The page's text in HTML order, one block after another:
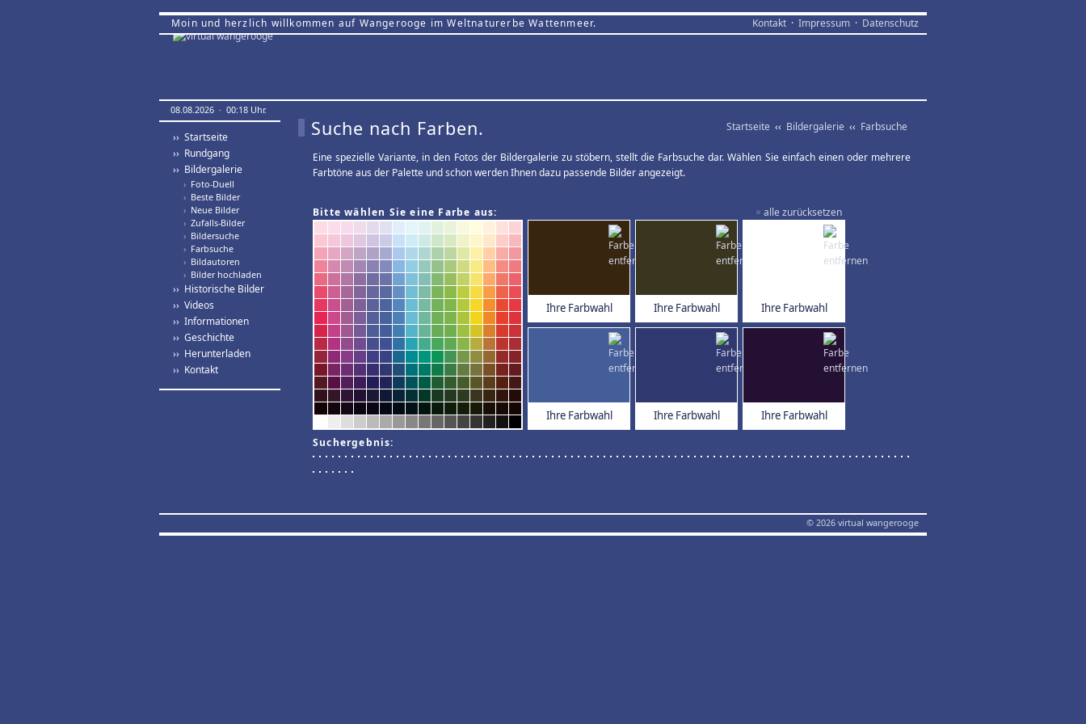
Moin und herzlich willkommen auf Wangerooge im Weltnaturerbe Wattenmeer. Kontakt · Impressum · Datenschutz
08.08.2026 · 00:18 Uhr.
›› Startseite
›› Rundgang
›› Bildergalerie
› Foto-Duell
› Beste Bilder
› Neue Bilder
› Zufalls-Bilder
› Bildersuche
› Farbsuche
› Bildautoren
› Bilder hochladen
›› Historische Bilder
›› Videos
›› Informationen
›› Geschichte
›› Herunterladen
›› Kontakt
Startseite ‹‹ Bildergalerie ‹‹ Farbsuche
Suche nach Farben.
Eine spezielle Variante, in den Fotos der Bildergalerie zu stöbern, stellt die Farbsuche dar. Wählen Sie einfach einen oder mehrere
Farbtöne aus der Palette und schon werden Ihnen dazu passende Bilder angezeigt.
× alle zurücksetzen
Bitte wählen Sie eine Farbe aus:
Ihre Farbwahl Ihre Farbwahl Ihre Farbwahl
Ihre Farbwahl Ihre Farbwahl Ihre Farbwahl
Suchergebnis:
© 2026 virtual wangerooge